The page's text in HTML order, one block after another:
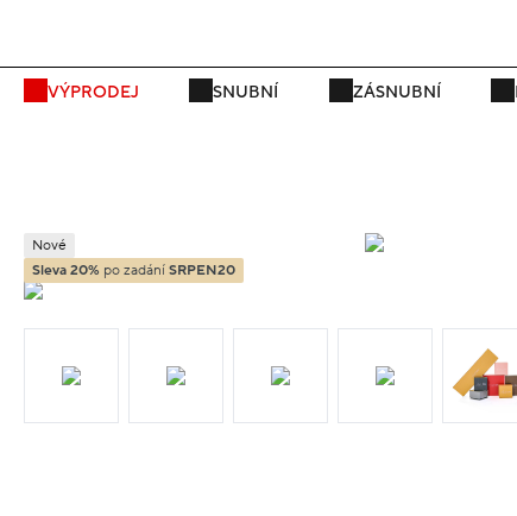
VÝPRODEJ SNUBNÍ ZÁSNUBNÍ
Nové
Sleva 20% po zadání SRPEN20